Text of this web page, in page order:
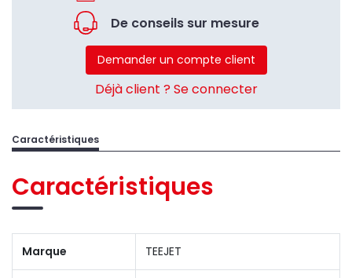
De conseils sur mesure
Demander un compte client
Déjà client ? Se connecter
Caractéristiques
Caractéristiques
Marque TEEJET